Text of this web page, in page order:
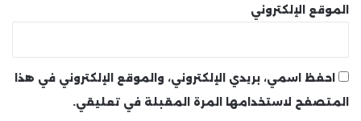
الموقع الإلكتروني
احفظ اسمي، بريدي الإلكتروني، والموقع الإلكتروني في هذا
المتصفح لاستخدامها المرة المقبلة في تعليقي.